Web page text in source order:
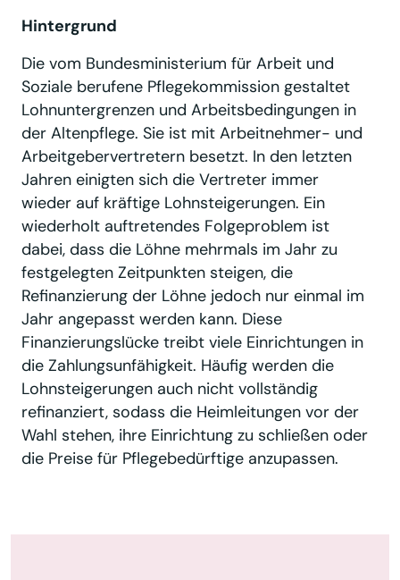
Hintergrund
Die vom Bundesministerium für Arbeit und
Soziale berufene Pflegekommission gestaltet
Lohnuntergrenzen und Arbeitsbedingungen in
der Altenpflege. Sie ist mit Arbeitnehmer- und
Arbeitgebervertretern besetzt. In den letzten
Jahren einigten sich die Vertreter immer
wieder auf kräftige Lohnsteigerungen. Ein
wiederholt auftretendes Folgeproblem ist
dabei, dass die Löhne mehrmals im Jahr zu
festgelegten Zeitpunkten steigen, die
Refinanzierung der Löhne jedoch nur einmal im
Jahr angepasst werden kann. Diese
Finanzierungslücke treibt viele Einrichtungen in
die Zahlungsunfähigkeit. Häufig werden die
Lohnsteigerungen auch nicht vollständig
refinanziert, sodass die Heimleitungen vor der
Wahl stehen, ihre Einrichtung zu schließen oder
die Preise für Pflegebedürftige anzupassen.